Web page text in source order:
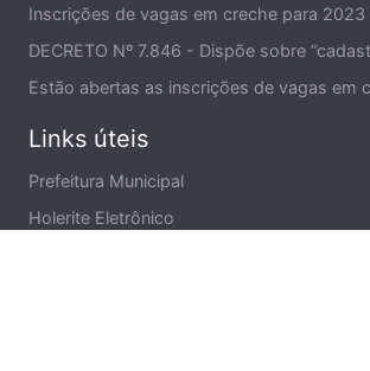
Inscrições de vagas em creche para 2023
DECRETO Nº 7.846 - Dispõe sobre
Estão abertas as inscrições de vagas em
Links úteis
Prefeitura Municipal
Holerite Eletrônico